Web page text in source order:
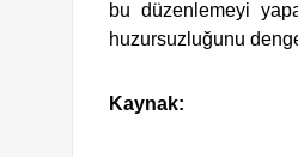
bu düzenlemeyi
huzursuzluğunu
Kaynak: